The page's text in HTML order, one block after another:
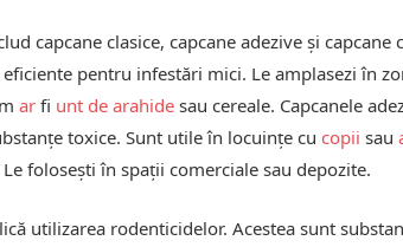
capcane clasice, capcane adezive și capcane
eficiente pentru infestări mici. Le amplasezi în
ar fi unt de arahide sau cereale. Capcanele
toxice. Sunt utile în locuințe cu copii sau
folosești în spații comerciale sau depozite.
utilizarea rodenticidelor. Acestea sunt